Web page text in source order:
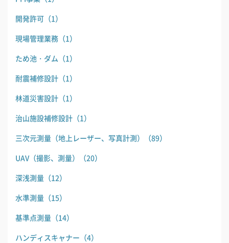
開発許可 （1）
現場管理業務 （1）
ため池・ダム （1）
耐震補修設計 （1）
林道災害設計 （1）
治山施設補修設計 （1）
三次元測量（地上レーザー、写真計測）
（89）
UAV（撮影、測量）
（20）
深浅測量 （12）
水準測量 （15）
基準点測量 （14）
ハンディスキャナー （4）